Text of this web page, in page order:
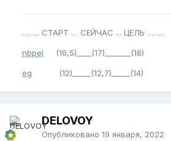
…….. СТАРТ … СЕЙЧАС ... ЦЕЛЬ ……..
nbpel (16,5)____(17)_______(18)
eg (12)_____(12,7)_____(14)
DELOVOY
Опубликовано 19 января, 2022